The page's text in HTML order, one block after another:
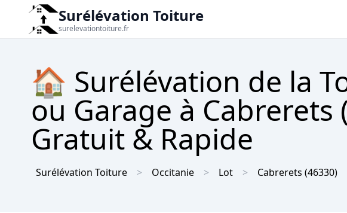
Surélévation Toiture
surelevationtoiture.fr
🏠 Surélévation de la
ou Garage à Cabrerets
Gratuit & Rapide
Surélévation Toiture Occitanie Lot Cabrerets (46330)